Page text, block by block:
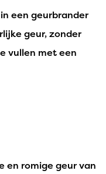
een geurbrander
geur, zonder
vullen met een
en romige geur van